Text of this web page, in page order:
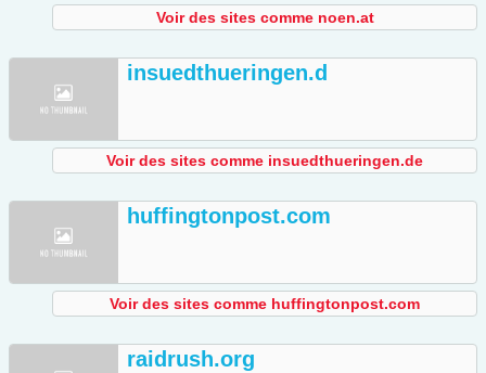
Voir des sites comme noen.at
insuedthueringen.d
Voir des sites comme insuedthueringen.de
huffingtonpost.com
Voir des sites comme huffingtonpost.com
raidrush.org